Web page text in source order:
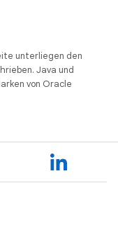
unterliegen den
Java und
von Oracle